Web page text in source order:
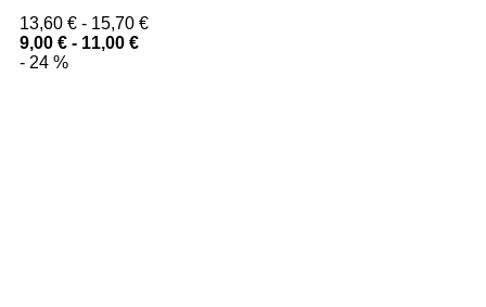
13,60 € - 15,70 €
9,00 € - 11,00 €
- 24 %